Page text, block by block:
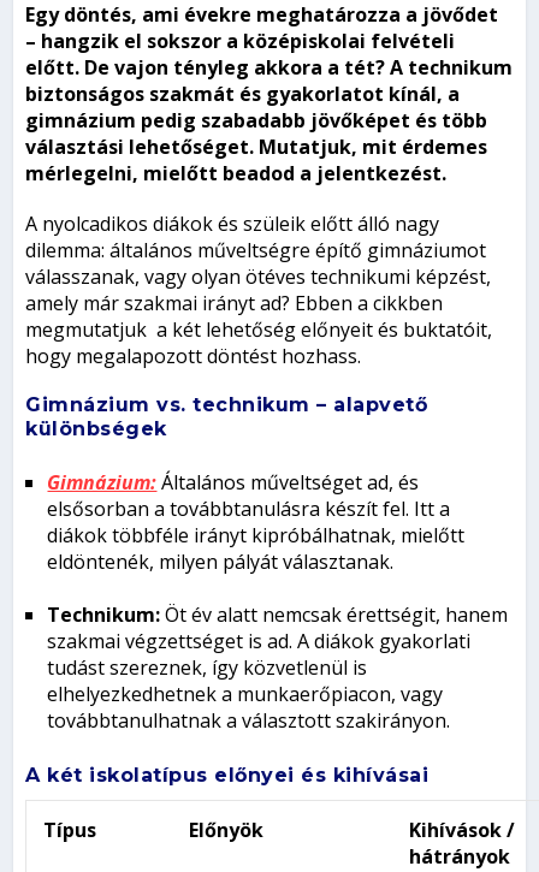
Egy döntés, ami évekre meghatározza a jövődet
– hangzik el sokszor a középiskolai felvételi
előtt. De vajon tényleg akkora a tét? A technikum
biztonságos szakmát és gyakorlatot kínál, a
gimnázium pedig szabadabb jövőképet és több
választási lehetőséget. Mutatjuk, mit érdemes
mérlegelni, mielőtt beadod a jelentkezést.
A nyolcadikos diákok és szüleik előtt álló nagy
dilemma: általános műveltségre építő gimnáziumot
válasszanak, vagy olyan ötéves technikumi képzést,
amely már szakmai irányt ad? Ebben a cikkben
megmutatjuk a két lehetőség előnyeit és buktatóit,
hogy megalapozott döntést hozhass.
Gimnázium vs. technikum – alapvető
különbségek
Gimnázium:Általános műveltséget ad, és
elsősorban a továbbtanulásra készít fel. Itt a
diákok többféle irányt kipróbálhatnak, mielőtt
eldöntenék, milyen pályát választanak.
Technikum:Öt év alatt nemcsak érettségit, hanem
szakmai végzettséget is ad. A diákok gyakorlati
tudást szereznek, így közvetlenül is
elhelyezkedhetnek a munkaerőpiacon, vagy
továbbtanulhatnak a választott szakirányon.
A két iskolatípus előnyei és kihívásai
Típus Előnyök
Kihívások /
hátrányok